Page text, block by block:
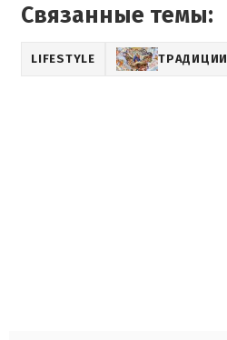
Связанные темы:
LIFESTYLE ТРАДИЦИИ